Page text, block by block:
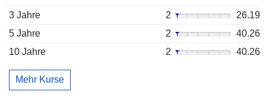
3 Jahre
2
26.19
5 Jahre
2
40.26
10 Jahre
2 40.26
Mehr Kurse